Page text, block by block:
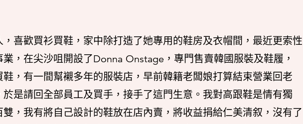
喜歡買衫買鞋，家中除打造了她專用的鞋房及衣帽間，最近更索性
，在尖沙咀開設了Donna Onstage，專門售賣韓國服裝及鞋履，
鞋，有一間幫襯多年的服裝店，早前韓籍老闆娘打算結束營業回老
是請回全部員工及買手，接手了這門生意。我對高跟鞋是情有獨
，我有將自己設計的鞋放在店內賣，將收益捐給仁美清叙，沒有了